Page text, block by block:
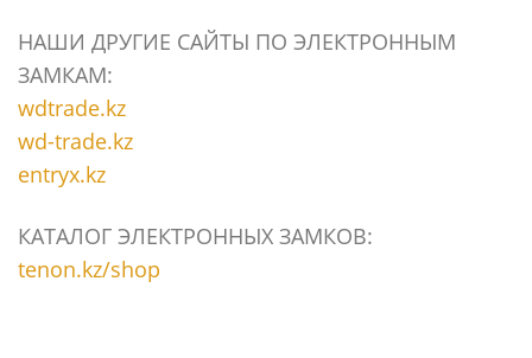
НАШИ ДРУГИЕ САЙТЫ ПО ЭЛЕКТРОННЫМ
ЗАМКАМ:
wdtrade.kz
wd-trade.kz
entryx.kz
КАТАЛОГ ЭЛЕКТРОННЫХ ЗАМКОВ:
tenon.kz/shop